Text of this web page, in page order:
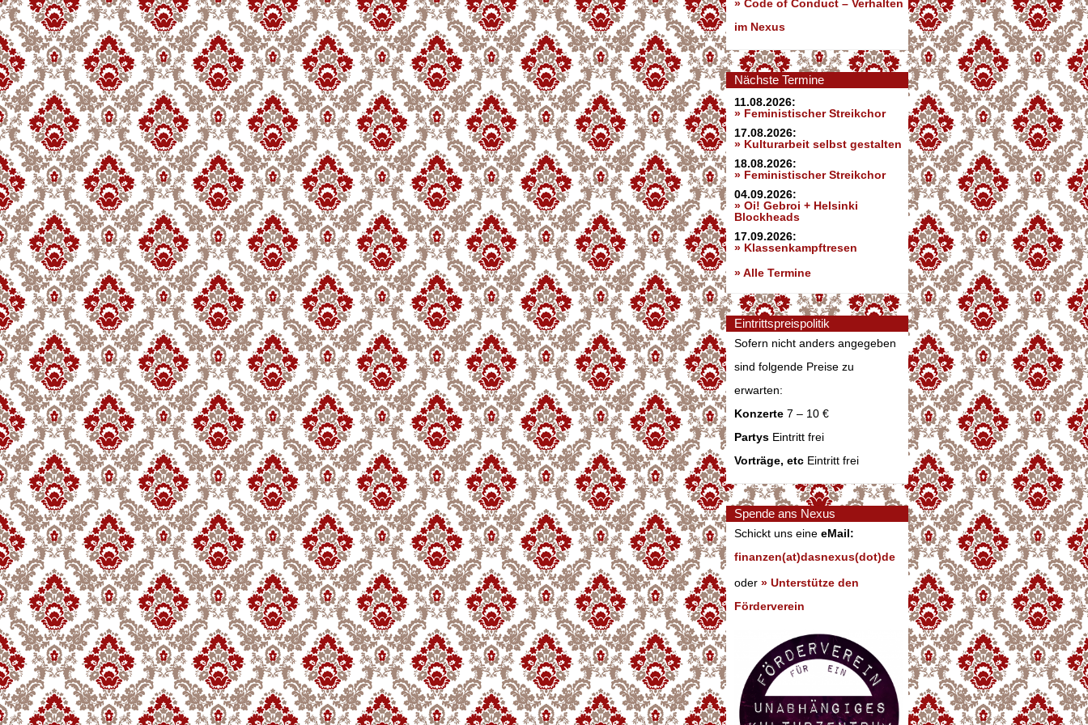
» Code of Conduct – Verhalten
im Nexus
Nächste Termine
11.08.2026:
» Feministischer Streikchor
17.08.2026:
» Kulturarbeit selbst gestalten
18.08.2026:
» Feministischer Streikchor
04.09.2026:
» Oi! Gebroi + Helsinki
Blockheads
17.09.2026:
» Klassenkampftresen
» Alle Termine
Eintrittspreispolitik
Sofern nicht anders angegeben
sind folgende Preise zu
erwarten:
Konzerte 7 – 10 €
Partys Eintritt frei
Vorträge, etc Eintritt frei
Spende ans Nexus
Schickt uns eine eMail:
finanzen(at)dasnexus(dot)de
oder » Unterstütze den
Förderverein